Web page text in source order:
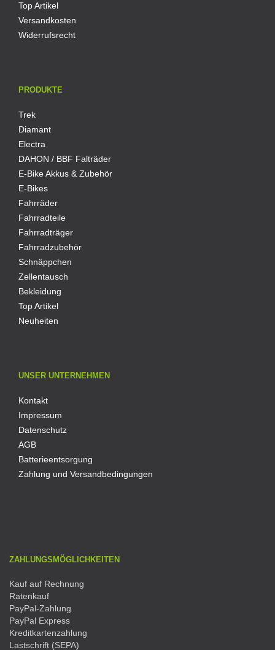
Top Artikel
Versandkosten
Widerrufsrecht
PRODUKTE
Trek
Diamant
Electra
DAHON / BBF Falträder
E-Bike Akkus & Zubehör
E-Bikes
Fahrräder
Fahrradteile
Fahrradträger
Fahrradzubehör
Schnäppchen
Zellentausch
Bekleidung
Top Artikel
Neuheiten
UNSER UNTERNEHMEN
Kontakt
Impressum
Datenschutz
AGB
Batterieentsorgung
Zahlung und Versandbedingungen
ZAHLUNGSMÖGLICHKEITEN
Kauf auf Rechnung
Ratenkauf
PayPal-Zahlung
PayPal Express
Kreditkartenzahlung
Lastschrift (SEPA)